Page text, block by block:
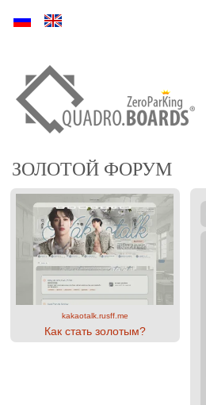
Ру En
ЗОЛОТОЙ ФОРУМ
kakaotalk.rusff.me
Как стать золотым?